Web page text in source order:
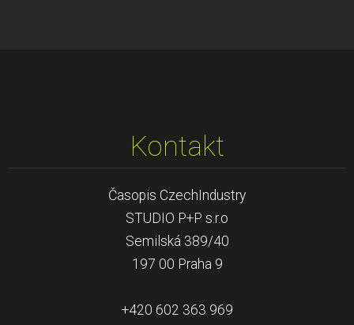
Kontakt
Časopis CzechIndustry
STUDIO P+P s.r.o
Semilská 389/40
197 00 Praha 9
+420 602 363 969